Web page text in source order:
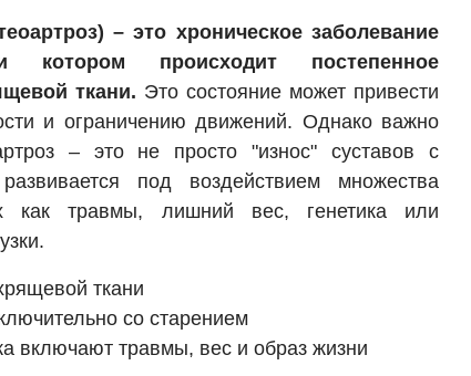
– это хроническое заболевание
котором происходит постепенное
ткани. Это состояние может привести
и ограничению движений. Однако важно
– это не просто "износ" суставов с
под воздействием множества
как травмы, лишний вес, генетика или
ткани
со старением
включают травмы, вес и образ жизни